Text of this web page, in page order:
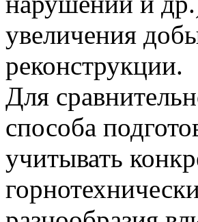
увеличения
реконструкции.
Для
способа
учитывать